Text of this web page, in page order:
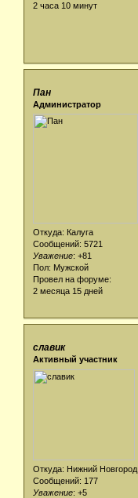
2 часа 10 минут
Пан
Администратор
Откуда: Калуга
Сообщений: 5721
Уважение: +81
Пол: Мужской
Провел на форуме:
2 месяца 15 дней
славик
Активный участник
Откуда: Нижний Новгород
Сообщений: 177
Уважение: +5